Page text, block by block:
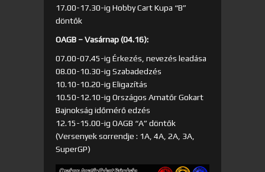
17.00-17.30-ig Hobby Cart Kupa “B”
döntők
OAGB – Vasárnap (04.16):
07.00-07.45-ig Érkezés, nevezés leadása
08.00-10.30-ig Szabadedzés
10.10-10.20-ig Eligazítás
10.50-12.10-ig Országos Amatőr Gokart
Bajnokság időmérő edzés
12.15-15.00-ig OAGB “A” döntők
(Versenyek sorrendje : 1A, 4A, 2A, 3A,
SuperGP)